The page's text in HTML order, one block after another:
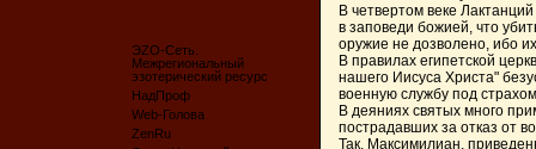
ЭZО-Сеть.
Межрегиональный
эзотерический ресурс
НадПроф
Web-Голова
ZenRu
В четвертом веке
в заповеди божией, что
оружие не дозволено, ибо
В правилах египетской
нашего Иисуса Христа"
военную службу под
В деяниях святых много
пострадавших за отказ от
Так, Максимилиан,